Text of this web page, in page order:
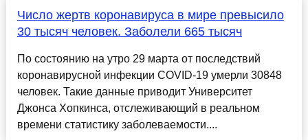
Число жертв коронавируса в мире превысило
30 тысяч человек. Заболели 665 тысяч
По состоянию на утро 29 марта от последствий
коронавирусной инфекции COVID-19 умерли 30848
человек. Такие данные приводит Университет
Джонса Хопкинса, отслеживающий в реальном
времени статистику заболеваемости....